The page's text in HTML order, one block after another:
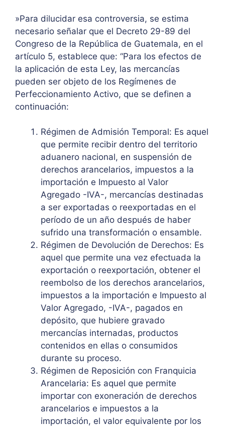
»Para dilucidar esa controversia, se estima
necesario señalar que el Decreto 29-89 del
Congreso de la República de Guatemala, en el
artículo 5, establece que: “Para los efectos de
la aplicación de esta Ley, las mercancías
pueden ser objeto de los Regímenes de
Perfeccionamiento Activo, que se definen a
continuación:
Régimen de Admisión Temporal: Es aquel
que permite recibir dentro del territorio
aduanero nacional, en suspensión de
derechos arancelarios, impuestos a la
importación e Impuesto al Valor
Agregado -IVA-, mercancías destinadas
a ser exportadas o reexportadas en el
período de un año después de haber
sufrido una transformación o ensamble.
Régimen de Devolución de Derechos: Es
aquel que permite una vez efectuada la
exportación o reexportación, obtener el
reembolso de los derechos arancelarios,
impuestos a la importación e Impuesto al
Valor Agregado, -IVA-, pagados en
depósito, que hubiere gravado
mercancías internadas, productos
contenidos en ellas o consumidos
durante su proceso.
Régimen de Reposición con Franquicia
Arancelaria: Es aquel que permite
importar con exoneración de derechos
arancelarios e impuestos a la
importación, el valor equivalente por los